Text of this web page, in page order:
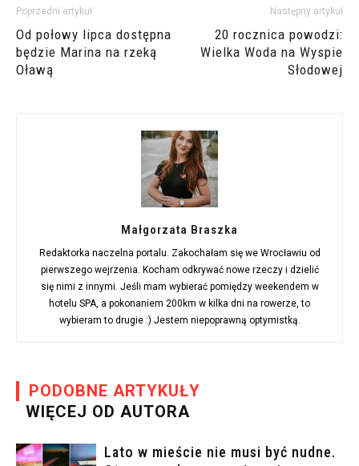
Poprzedni artykuł
Od połowy lipca dostępna
będzie Marina na rzeką
Oławą
Następny artykuł
20 rocznica powodzi:
Wielka Woda na Wyspie
Słodowej
Małgorzata Braszka
Redaktorka naczelna portalu. Zakochałam się we Wrocławiu od
pierwszego wejrzenia. Kocham odkrywać nowe rzeczy i dzielić
się nimi z innymi. Jeśli mam wybierać pomiędzy weekendem w
hotelu SPA, a pokonaniem 200km w kilka dni na rowerze, to
wybieram to drugie :) Jestem niepoprawną optymistką.
PODOBNE ARTYKUŁY
WIĘCEJ OD AUTORA
Lato w mieście nie musi być nudne.